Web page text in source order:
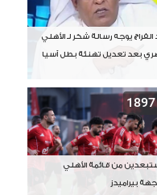
الفراج يوجه رسالة شكر لـ الأهلي
بعد تعديل تهنئة بطل آسيا
1897
من قائمة الأهلي
بيراميدز